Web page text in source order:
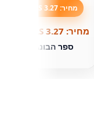
מחיר: 3.27 ILS
מחיר: 3.27 ILS
ספר הבונגלו. שרה ג